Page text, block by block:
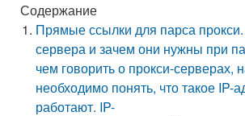
Содержание
Прямые ссылки для парса прокси.
сервера и зачем они нужны при
чем говорить о прокси-серверах,
необходимо понять, что такое IP-
работают. IP-